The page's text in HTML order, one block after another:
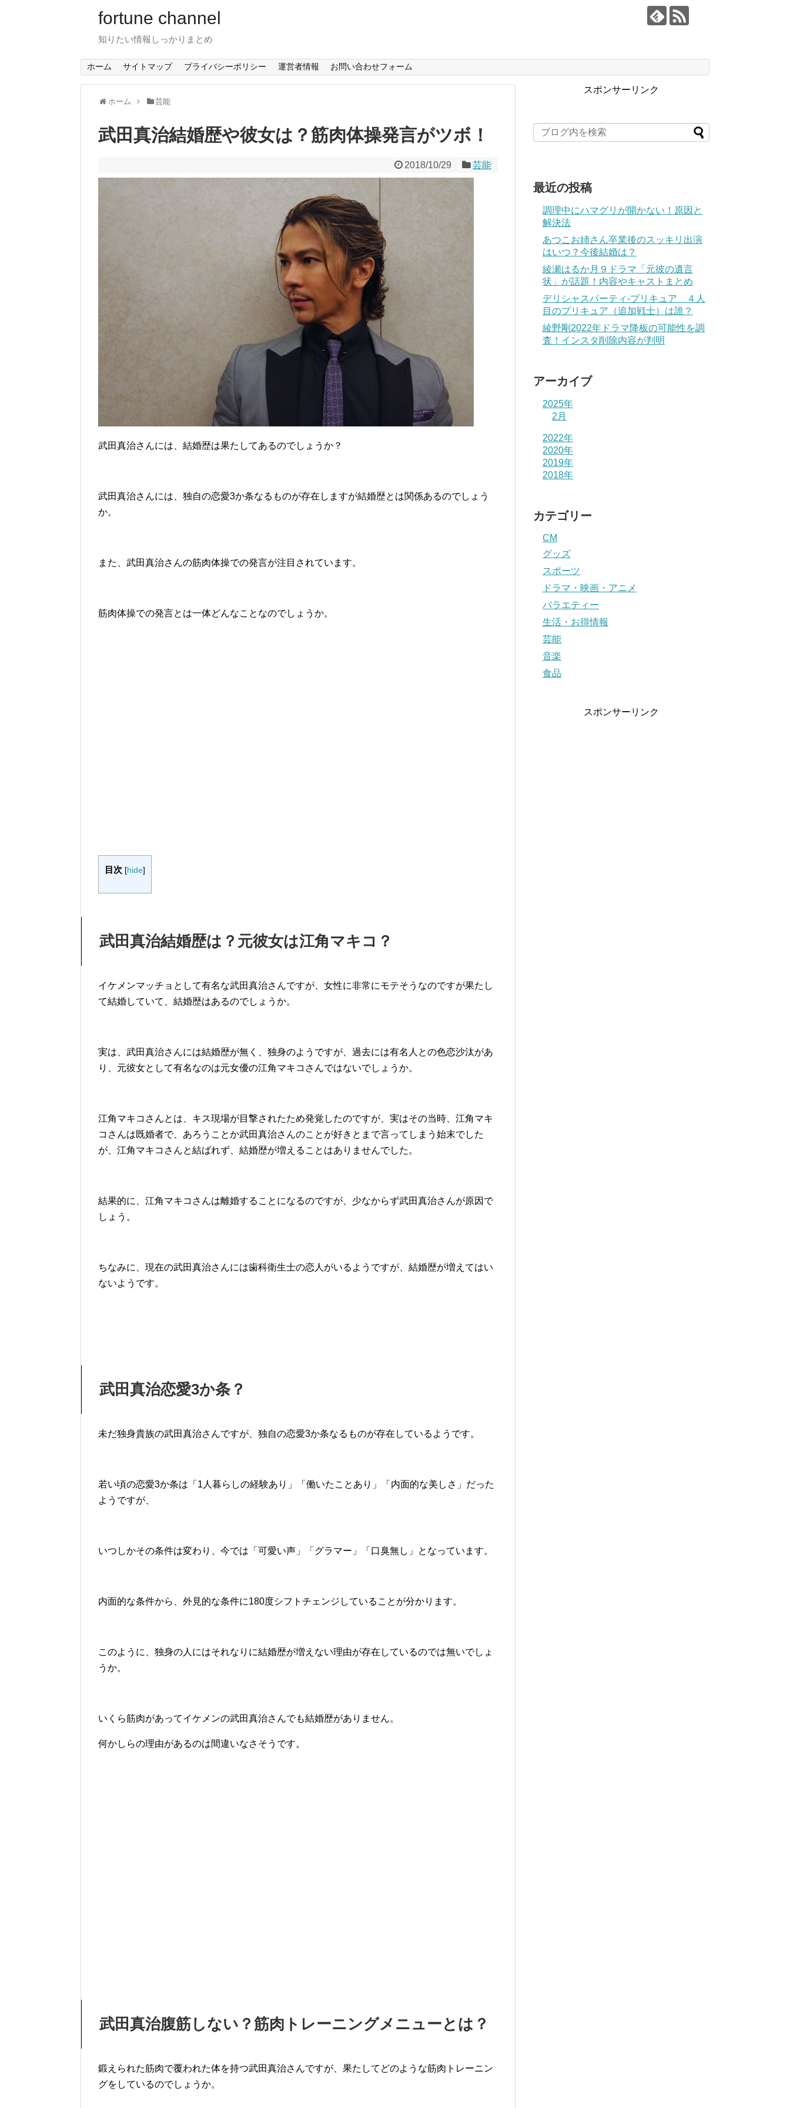
fortune channel
知りたい情報しっかりまとめ
ホーム サイトマップ プライバシーポリシー 運営者情報 お問い合わせフォーム
ホーム 芸能
武田真治結婚歴や彼女は？筋肉体操発言がツボ！
2018/10/29 芸能
武田真治さんには、結婚歴は果たしてあるのでしょうか？
武田真治さんには、独自の恋愛3か条なるものが存在しますが結婚歴とは関係あるのでしょう
か。
また、武田真治さんの筋肉体操での発言が注目されています。
筋肉体操での発言とは一体どんなことなのでしょうか。
目次 [hide]
武田真治結婚歴は？元彼女は江角マキコ？
イケメンマッチョとして有名な武田真治さんですが、女性に非常にモテそうなのですが果たし
て結婚していて、結婚歴はあるのでしょうか。
実は、武田真治さんには結婚歴が無く、独身のようですが、過去には有名人との色恋沙汰があ
り、元彼女として有名なのは元女優の江角マキコさんではないでしょうか。
江角マキコさんとは、キス現場が目撃されたため発覚したのですが、実はその当時、江角マキ
コさんは既婚者で、あろうことか武田真治さんのことが好きとまで言ってしまう始末でした
が、江角マキコさんと結ばれず、結婚歴が増えることはありませんでした。
結果的に、江角マキコさんは離婚することになるのですが、少なからず武田真治さんが原因で
しょう。
ちなみに、現在の武田真治さんには歯科衛生士の恋人がいるようですが、結婚歴が増えてはい
ないようです。
武田真治恋愛3か条？
未だ独身貴族の武田真治さんですが、独自の恋愛3か条なるものが存在しているようです。
若い頃の恋愛3か条は「1人暮らしの経験あり」「働いたことあり」「内面的な美しさ」だった
ようですが、
いつしかその条件は変わり、今では「可愛い声」「グラマー」「口臭無し」となっています。
内面的な条件から、外見的な条件に180度シフトチェンジしていることが分かります。
このように、独身の人にはそれなりに結婚歴が増えない理由が存在しているのでは無いでしょ
うか。
いくら筋肉があってイケメンの武田真治さんでも結婚歴がありません。
何かしらの理由があるのは間違いなさそうです。
武田真治腹筋しない？筋肉トレーニングメニューとは？
鍛えられた筋肉で覆われた体を持つ武田真治さんですが、果たしてどのような筋肉トレーニン
グをしているのでしょうか。
スポンサーリンク
最近の投稿
調理中にハマグリが開かない！原因と
解決法
あつこお姉さん卒業後のスッキリ出演
はいつ？今後結婚は？
綾瀬はるか月９ドラマ「元彼の遺言
状」が話題！内容やキャストまとめ
デリシャスパーティ-プリキュア ４人
目のプリキュア（追加戦士）は誰？
綾野剛2022年ドラマ降板の可能性を調
査！インスタ削除内容が判明
アーカイブ
2025年
2月
2022年
2020年
2019年
2018年
カテゴリー
CM
グッズ
スポーツ
ドラマ・映画・アニメ
バラエティー
生活・お得情報
芸能
音楽
食品
スポンサーリンク